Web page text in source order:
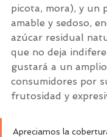
picota, mora), y un
amable y sedoso,
azúcar residual
que no deja
gustará a un
consumidores por
frutosidad y
Apreciamos la